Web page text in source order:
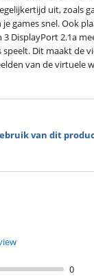
uit, zoals
games snel. Ook
DisplayPort 2.1a
Dit maakt de
van de
van dit
0